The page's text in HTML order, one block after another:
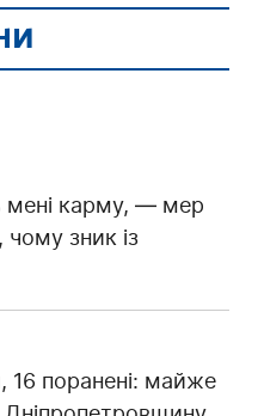
карму, — мер
чому зник із
16 поранені: майже